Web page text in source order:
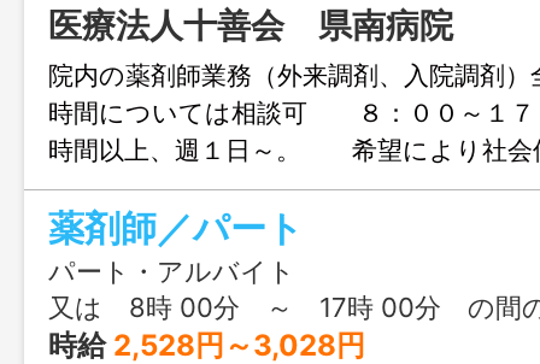
医療法人十善会 県南病院
院内の薬剤師業務（外来調剤、入院調
時間については相談可 ８：００～１７
時間以上、週１日～。 希望により社会
労も可能です。 ★有資格者であれば、
も丁寧に指導いたしますので 安心して
す。 【変更範囲：法人内の関連業務】
薬剤師／パート
パート・アルバイト
又は 8時 00分 ～ 17時 00分 の間の
時給 2,528円～3,028円